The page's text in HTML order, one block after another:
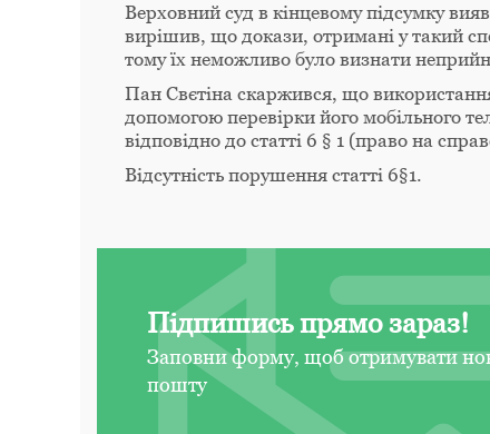
Верховний суд в кінцевому підсумку
вирішив, що докази, отримані у такий
тому їх неможливо було визнати
Пан Свєтіна скаржився, що
допомогою перевірки його мобільного
відповідно до статті 6 § 1 (право на
Відсутність порушення статті 6§1.
Підпишись прямо зараз!
Заповни форму, щоб отримувати
пошту